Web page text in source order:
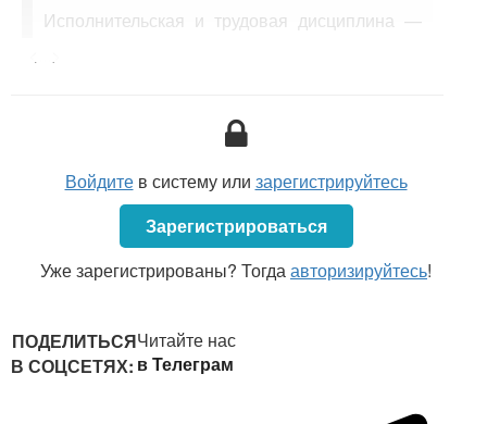
Исполнительская и трудовая дисциплина —
подчинение установленному трудовому
обязанностей, письменных и устных приказов
(распоряжений) нанимателя, не
локальным правовым актам.
Войдитев систему или зарегистрируйтесь
Зарегистрироваться
Уже зарегистрированы? Тогдаавторизируйтесь!
ПОДЕЛИТЬСЯ
В СОЦСЕТЯХ:
Читайте нас
в Телеграм